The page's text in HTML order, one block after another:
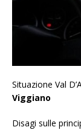
Situazione Val
Viggiano
Disagi sulle